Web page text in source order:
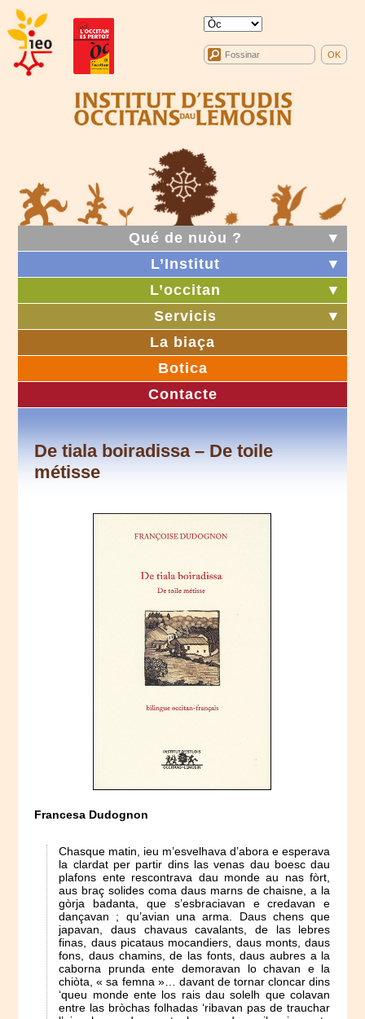
Qué de nuòu ?
▼
L’Institut
▼
L’occitan
▼
Servicis
▼
La biaça
Botica
Contacte
De tiala boiradissa – De toile
métisse
Francesa Dudognon
Chasque matin, ieu m’esvelhava d’abora e esperava
la clardat per partir dins las venas dau boesc dau
plafons ente rescontrava dau monde au nas fòrt,
aus braç solides coma daus marns de chaisne, a la
gòrja badanta, que s’esbraciavan e credavan e
dançavan ; qu’avian una arma. Daus chens que
japavan, daus chavaus cavalants, de las lebres
finas, daus picataus mocandiers, daus monts, daus
fons, daus chamins, de las fonts, daus aubres a la
caborna prunda ente demoravan lo chavan e la
chiòta, « sa femna »… davant de tornar cloncar dins
‘queu monde ente los rais dau solelh que colavan
entre las bròchas folhadas ‘ribavan pas de trauchar